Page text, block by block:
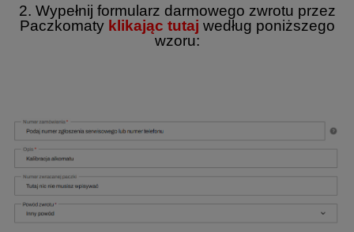
2. Wypełnij formularz darmowego zwrotu przez
Paczkomaty klikając tutaj według poniższego
wzoru: